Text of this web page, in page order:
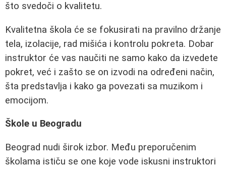
što svedoči o kvalitetu.
Kvalitetna škola će se fokusirati na pravilno držanje
tela, izolacije, rad mišića i kontrolu pokreta. Dobar
instruktor će vas naučiti ne samo kako da izvedete
pokret, već i zašto se on izvodi na određeni način,
šta predstavlja i kako ga povezati sa muzikom i
emocijom.
Škole u Beogradu
Beograd nudi širok izbor. Među preporučenim
školama ističu se one koje vode iskusni instruktori